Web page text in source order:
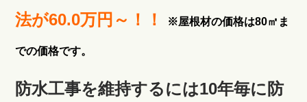
法が60.0万円～！！
※屋根材の価格は80㎡ま
での価格です。
防水工事を維持するには10年毎に防